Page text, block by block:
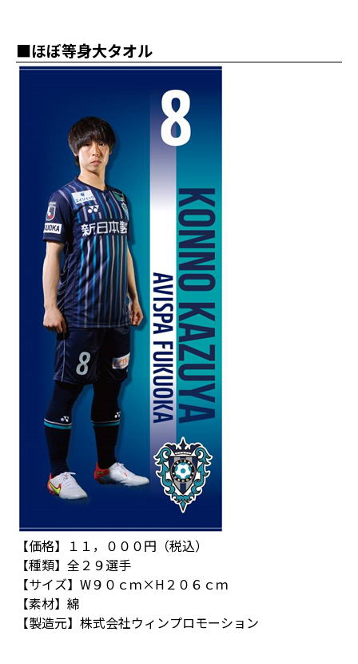
■ほぼ等身大タオル
【価格】１１，０００円（税込）
【種類】全２９選手
【サイズ】W９０ｃｍ×H２０６ｃｍ
【素材】綿
【製造元】株式会社ウィンプロモーション